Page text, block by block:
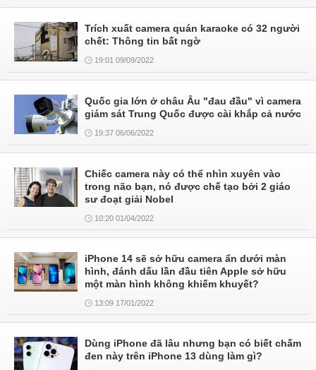
Trích xuất camera quán karaoke có 32 người
chết: Thông tin bất ngờ
19:01 09/09/2022
Quốc gia lớn ở châu Âu "đau đầu" vì camera
giám sát Trung Quốc được cài khắp cả nước
19:37 06/06/2022
Chiếc camera này có thể nhìn xuyên vào
trong não bạn, nó được chế tạo bởi 2 giáo
sư đoạt giải Nobel
10:20 01/04/2022
iPhone 14 sẽ sở hữu camera ẩn dưới màn
hình, đánh dấu lần đầu tiên Apple sở hữu
một màn hình không khiếm khuyết?
13:09 17/01/2022
Dùng iPhone đã lâu nhưng bạn có biết chấm
đen này trên iPhone 13 dùng làm gì?